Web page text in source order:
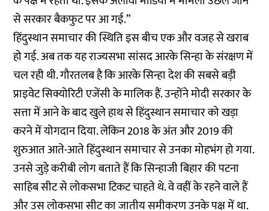
से सरकार बैकफुट पर आ गई.”
हिंदुस्थान समाचारकी स्थिति इस बीच एक और वजह से खराब
हो गई. अब तक यह राज्यसभा सांसद आरके सिन्हा के संरक्षण में
चल रही थी. गौरतलब है कि आरके सिन्हा देश की सबसे बड़ी
प्राइवेट सिक्योरिटी एजेंसी के मालिक हैं. उन्होंने मोदी सरकार के
सत्ता में आने के बाद खुले हाथ से हिंदुस्थान समाचार को खड़ा
करने में योगदान दिया. लेकिन 2018 के अंत और 2019 की
शुरुआत आते-आते हिंदुस्थान समाचार से उनका मोहभंग हो गया.
उनसे जुड़े करीबी लोग बताते हैं कि सिन्हाजी बिहार की पटना
साहिब सीट से लोकसभा टिकट चाहते थे. वे वहीं के रहने वाले हैं
और उस लोकसभा सीट का जातीय समीकरण उनके पक्ष में था.